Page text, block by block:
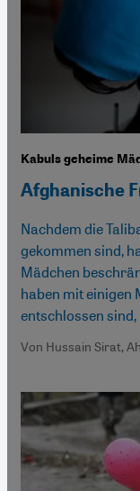
Kabuls geheime
Afghanische
Nachdem die
gekommen sind,
Mädchen
haben mit einigen
entschlossen
Von Hussain Sirat,